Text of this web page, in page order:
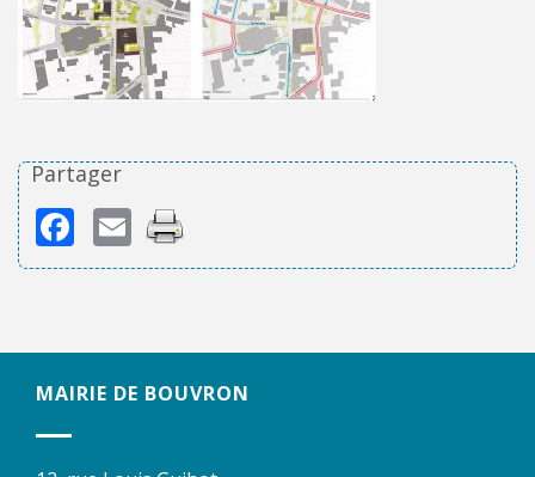
Partager
Facebook
Email
MAIRIE DE BOUVRON